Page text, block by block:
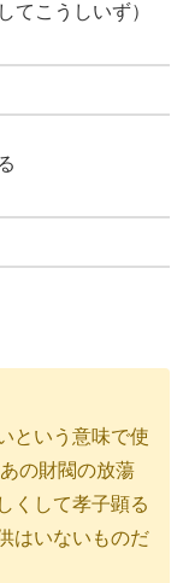
てこうしいず）
という意味で使
の財閥の放蕩
くして孝子顕る
はいないものだ